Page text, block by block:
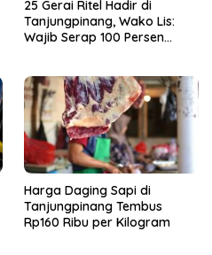
25 Gerai Ritel Hadir di
Tanjungpinang, Wako Lis:
Wajib Serap 100 Persen
Harga Daging Sapi di
Tanjungpinang Tembus
Rp160 Ribu per Kilogram